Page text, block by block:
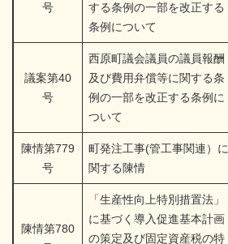
号
する条例の一部を改正する
条例について
議案第40
号
西原町議会議員の議員報酬
及び費用弁償等に関する条
例の一部を改正する条例に
ついて
陳情第779
号
町発注工事(管工事関連）に
関する陳情
陳情第780
「生産性向上特別措置法」
に基づく導入促進基本計画
の策定及び固定資産税の特